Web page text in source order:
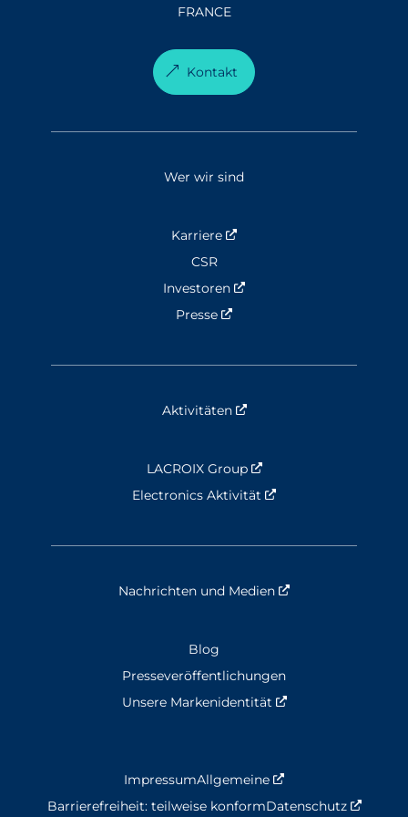
FRANCE
Kontakt
Wer wir sind
Karriere
CSR
Investoren
Presse
Aktivitäten Nouvelle fenêtre
LACROIX Group
Nouvelle fenêtre
Electronics Aktivität
Nachrichten und Medien
Blog
Presseveröffentlichungen
Unsere Markenidentität
Nouvelle fenêtre
ImpressumAllgemeine
Barrierefreiheit: teilweise konformDatenschutz